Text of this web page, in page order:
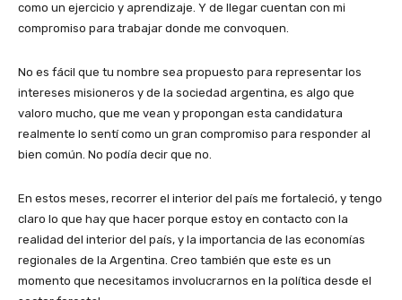
como un ejercicio y aprendizaje. Y de llegar cuentan con mi
compromiso para trabajar donde me convoquen.
No es fácil que tu nombre sea propuesto para representar los
intereses misioneros y de la sociedad argentina, es algo que
valoro mucho, que me vean y propongan esta candidatura
realmente lo sentí como un gran compromiso para responder al
bien común. No podía decir que no.
En estos meses, recorrer el interior del país me fortaleció, y tengo
claro lo que hay que hacer porque estoy en contacto con la
realidad del interior del país, y la importancia de las economías
regionales de la Argentina. Creo también que este es un
momento que necesitamos involucrarnos en la política desde el